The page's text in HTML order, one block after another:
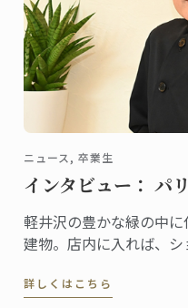
ニュース, 卒業生
インタビュー：
軽井沢の豊かな緑の中
建物。店内に入れば、
誘います。
詳しくはこちら